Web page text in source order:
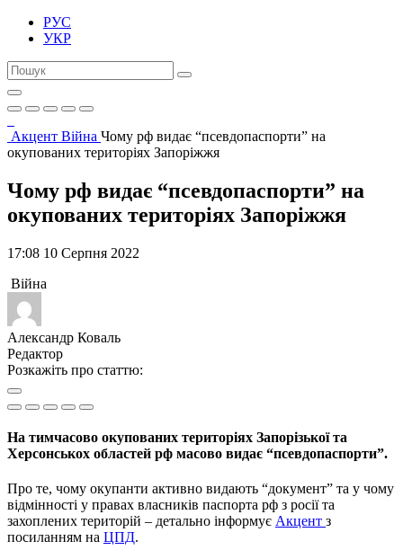
РУС
УКР
Акцент Війна Чому рф видає “псевдопаспорти” на
окупованих територіях Запоріжжя
Чому рф видає “псевдопаспорти” на
окупованих територіях Запоріжжя
17:08 10 Серпня 2022
Війна
Александр Коваль
Редактор
Розкажіть про статтю:
На тимчасово окупованих територіях Запорізької та
Херсонськох областей рф масово видає “псевдопаспорти”.
Про те, чому окупанти активно видають “документ” та у чому
відмінності у правах власників паспорта рф з росії та
захоплених територій – детально інформує Акцент з
посиланням на ЦПД.